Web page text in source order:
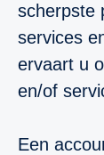
scherpste
services
ervaart u
en/of
Een